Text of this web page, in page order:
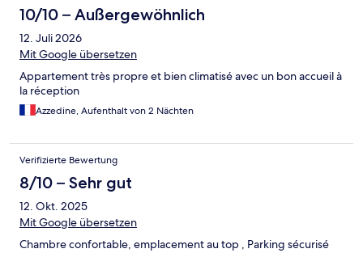
10/10 – Außergewöhnlich
12. Juli 2026
Mit Google übersetzen
Appartement très propre et bien climatisé avec un bon accueil à
la réception
Azzedine, Aufenthalt von 2 Nächten
Verifizierte Bewertung
8/10 – Sehr gut
12. Okt. 2025
Mit Google übersetzen
Chambre confortable, emplacement au top , Parking sécurisé